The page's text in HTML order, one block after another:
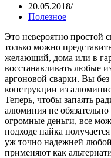
20.05.2018
Полезное
Это невероятно простой
только можно
желающий, дома или в
восстанавливать любые
аргоновой сварки. Вы без
конструкции из
Теперь, чтобы запаять
алюминия не обязательно
огромные деньги, все
подходе пайка
уж точно надежней
применяют как